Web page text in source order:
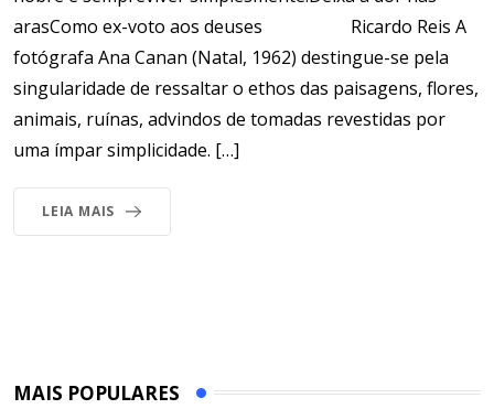
arasComo ex-voto aos deuses Ricardo Reis A
fotógrafa Ana Canan (Natal, 1962) destingue-se pela
singularidade de ressaltar o ethos das paisagens, flores,
animais, ruínas, advindos de tomadas revestidas por
uma ímpar simplicidade. […]
LEIA MAIS
MAIS POPULARES